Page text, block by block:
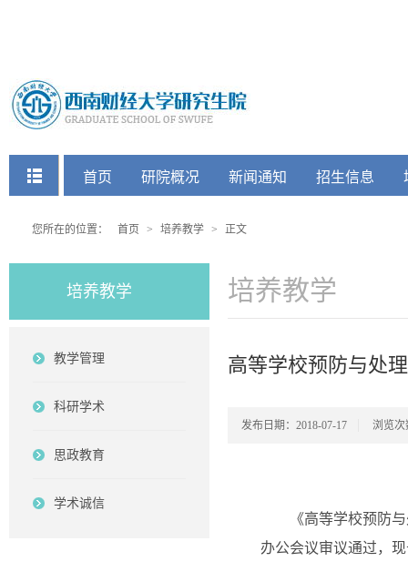
快捷菜单
首页 研院概况 新闻通知 招生信息
您所在的位置： 首页 > 培养教学 > 正文
培养教学
教学管理
科研学术
思政教育
学术诚信
培养教学
高等学校预防与处
发布日期：2018-07-17 浏览次
《高等学校预防与处
办公会议审议通过，